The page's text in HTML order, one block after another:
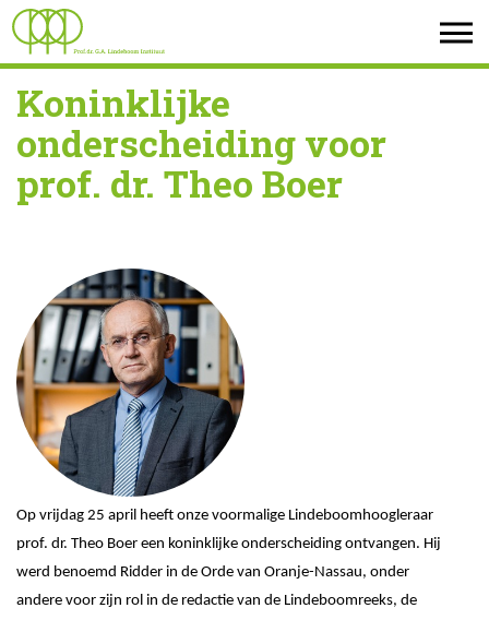
Koninklijke
onderscheiding voor
prof. dr. Theo Boer
Op vrijdag 25 april heeft onze voormalige Lindeboomhoogleraar
prof. dr. Theo Boer een koninklijke onderscheiding ontvangen. Hij
werd benoemd Ridder in de Orde van Oranje-Nassau, onder
andere voor zijn rol in de redactie van de Lindeboomreeks, de